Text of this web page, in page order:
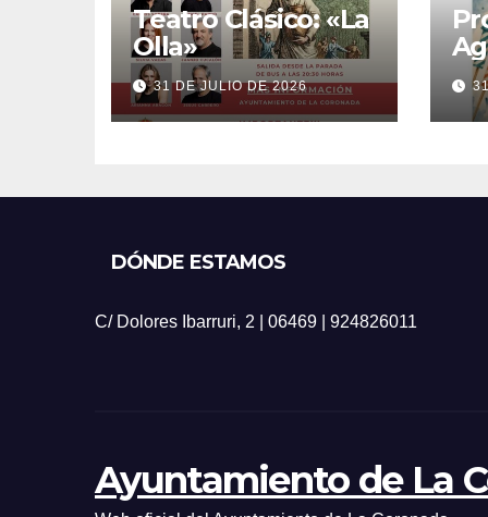
Teatro Clásico: «La
Olla»
31 DE JULIO DE 2026
DÓNDE ESTAMOS
C/ Dolores Ibarruri, 2 | 06469 | 924826011
Ayuntamiento de La